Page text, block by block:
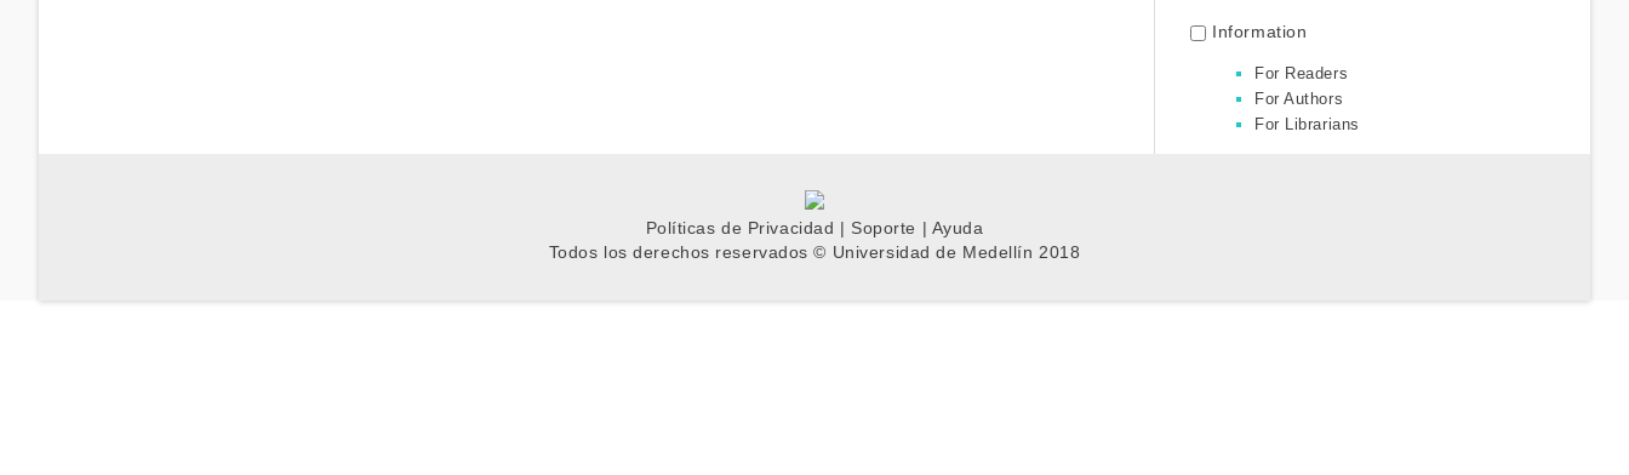
Information
For Readers
For Authors
For Librarians
Políticas de Privacidad | Soporte | Ayuda
Todos los derechos reservados © Universidad de Medellín 2018